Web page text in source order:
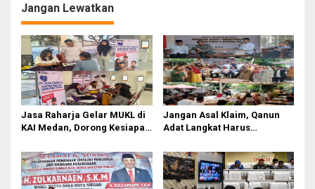
Jangan Lewatkan
Jasa Raharja Gelar MUKL di
KAI Medan, Dorong Kesiapan
Transportasi
Jangan Asal Klaim, Qanun
Adat Langkat Harus
Ilmiah